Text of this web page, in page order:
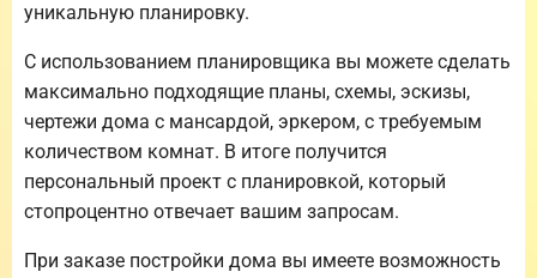
уникальную планировку.
С использованием планировщика вы можете сделать
максимально подходящие планы, схемы, эскизы,
чертежи дома с мансардой, эркером, с требуемым
количеством комнат. В итоге получится
персональный проект с планировкой, который
стопроцентно отвечает вашим запросам.
При заказе постройки дома вы имеете возможность